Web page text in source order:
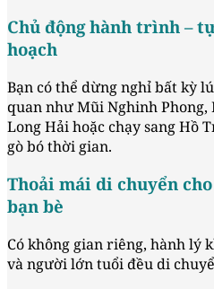
Chủ động hành trình –
hoạch
Bạn có thể dừng nghỉ bất kỳ
quan như Mũi Nghinh Phong,
Long Hải hoặc chạy sang Hồ
gò bó thời gian.
Thoải mái di chuyển
bạn bè
Có không gian riêng, hành lý
và người lớn tuổi đều di